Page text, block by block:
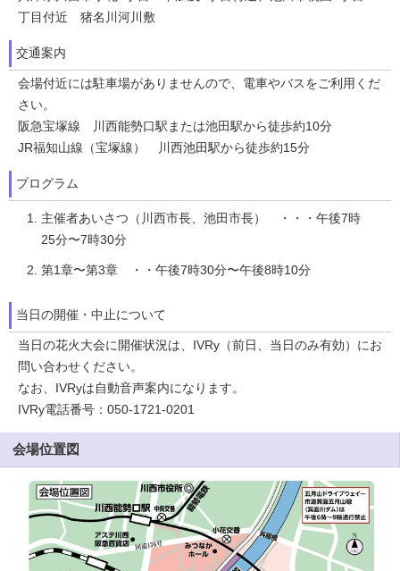
丁目付近 猪名川河川敷
交通案内
会場付近には駐車場がありませんので、電車やバスをご利用くだ
さい。
阪急宝塚線 川西能勢口駅または池田駅から徒歩約10分
JR福知山線（宝塚線） 川西池田駅から徒歩約15分
プログラム
主催者あいさつ（川西市長、池田市長） ・・・午後7時
25分〜7時30分
第1章〜第3章 ・・午後7時30分〜午後8時10分
当日の開催・中止について
当日の花火大会に開催状況は、IVRy（前日、当日のみ有効）にお
問い合わせください。
なお、IVRyは自動音声案内になります。
IVRy電話番号：050-1721-0201
会場位置図